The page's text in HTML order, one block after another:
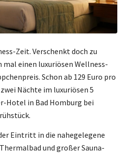
Zeit. Verschenkt doch zu
einen luxuriösen Wellness-
Schon ab 129 Euro pro
Nächte im luxuriösen 5
Hotel in Bad Homburg bei
Eintritt in die nahegelegene
und großer Sauna-